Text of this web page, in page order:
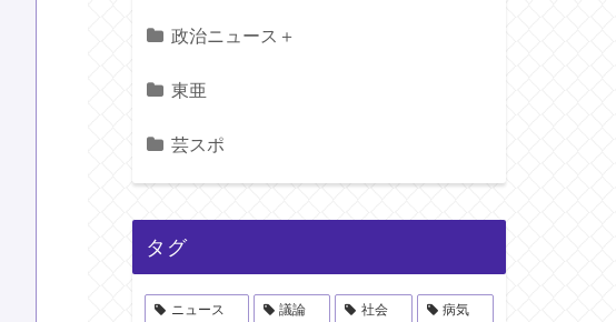
政治ニュース＋
東亜
芸スポ
タグ
ニュース 議論 社会 病気